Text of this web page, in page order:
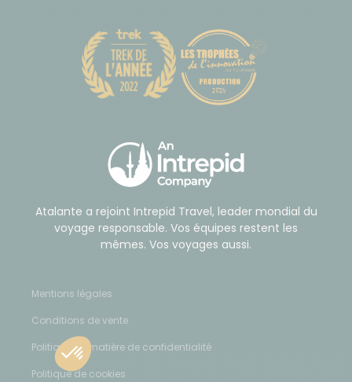
Atalante a rejoint Intrepid Travel, leader mondial du
voyage responsable. Vos équipes restent les
mêmes. Vos voyages aussi.
Mentions légales
Conditions de vente
Politique en matière de confidentialité
Politique de cookies